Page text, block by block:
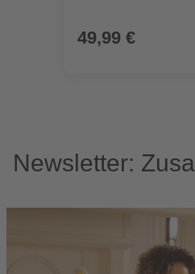
49,99 €
Newsletter: